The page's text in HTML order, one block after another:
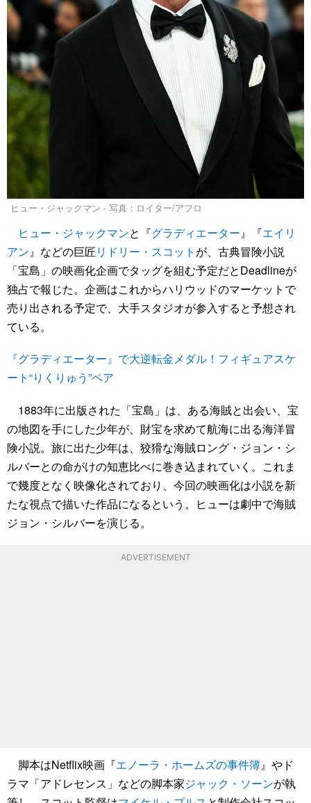
ヒュー・ジャックマン - 写真：ロイター/アフロ
ヒュー・ジャックマンと『グラディエーター』『エイリ
アン』などの巨匠リドリー・スコット が、古典冒険小説
「宝島」の映画化企画でタッグを組む予定だとDeadlineが
独占で報じた。企画はこれからハリウッドのマーケットで
売り出される予定で、大手スタジオが参入すると予想され
ている。
『グラディエーター』で大逆転金メダル！フィギュアスケ
ート“りくりゅう”ペア
1883年に出版された「宝島」は、ある海賊と出会い、宝
の地図を手にした少年が、財宝を求めて航海に出る海洋冒
険小説。旅に出た少年は、狡猾な海賊ロング・ジョン・シ
ルバーとの命がけの知恵比べに巻き込まれていく。これま
で幾度となく映像化されており、今回の映画化は小説を新
たな視点で描いた作品になるという。ヒューは劇中で海賊
ジョン・シルバーを演じる。
ADVERTISEMENT
脚本はNetflix映画『エノーラ・ホームズの事件簿』やド
ラマ「アドレセンス」などの脚本家ジャック・ソーンが執